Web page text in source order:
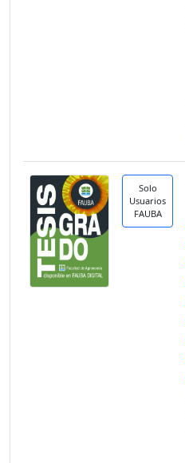
Solo
Usuarios
FAUBA